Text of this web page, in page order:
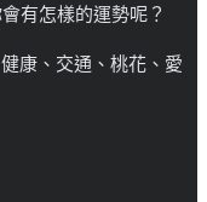
有怎樣的運勢呢？
康、交通、桃花、愛